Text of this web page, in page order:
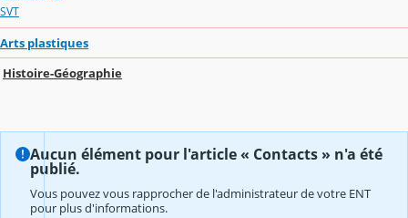
SVT
Arts plastiques
Histoire-Géographie
Aucun élément pour l'article « Contacts » n'a été
publié.
Vous pouvez vous rapprocher de l'administrateur de votre ENT
pour plus d'informations.